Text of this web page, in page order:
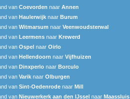
van Coevorden naar Annen
van Haulerwijk naar Burum
van Witmarsum naar Veenwoudsterwal
van Leermens naar Krewerd
van Ospel naar Oirlo
van Hellendoorn naar Vijfhuizen
van Dinxperlo naar Borculo
van Varik naar Olburgen
van Sint-Oedenrode naar Mill
van Nieuwerkerk aan den IJssel naar Maassluis